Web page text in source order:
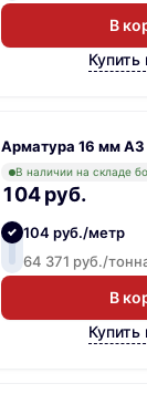
В
Купить
Арматура 16 мм
В наличии на складе
104 руб.
104 руб./метр
64 371 руб./
В
Купить